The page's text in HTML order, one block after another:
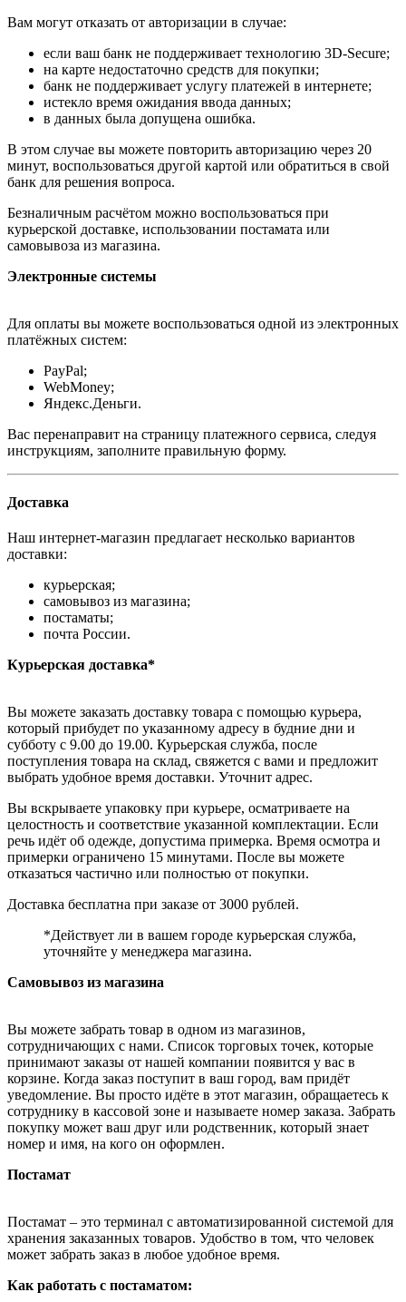
Вам могут отказать от авторизации в случае:
если ваш банк не поддерживает технологию 3D-Secure;
на карте недостаточно средств для покупки;
банк не поддерживает услугу платежей в интернете;
истекло время ожидания ввода данных;
в данных была допущена ошибка.
В этом случае вы можете повторить авторизацию через 20
минут, воспользоваться другой картой или обратиться в свой
банк для решения вопроса.
Безналичным расчётом можно воспользоваться при
курьерской доставке, использовании постамата или
самовывоза из магазина.
Электронные системы
Для оплаты вы можете воспользоваться одной из электронных
платёжных систем:
PayPal;
WebMoney;
Яндекс.Деньги.
Вас перенаправит на страницу платежного сервиса, следуя
инструкциям, заполните правильную форму.
Доставка
Наш интернет-магазин предлагает несколько вариантов
доставки:
курьерская;
самовывоз из магазина;
постаматы;
почта России.
Курьерская доставка*
Вы можете заказать доставку товара с помощью курьера,
который прибудет по указанному адресу в будние дни и
субботу с 9.00 до 19.00. Курьерская служба, после
поступления товара на склад, свяжется с вами и предложит
выбрать удобное время доставки. Уточнит адрес.
Вы вскрываете упаковку при курьере, осматриваете на
целостность и соответствие указанной комплектации. Если
речь идёт об одежде, допустима примерка. Время осмотра и
примерки ограничено 15 минутами. После вы можете
отказаться частично или полностью от покупки.
Доставка бесплатна при заказе от 3000 рублей.
*Действует ли в вашем городе курьерская служба,
уточняйте у менеджера магазина.
Самовывоз из магазина
Вы можете забрать товар в одном из магазинов,
сотрудничающих с нами. Список торговых точек, которые
принимают заказы от нашей компании появится у вас в
корзине. Когда заказ поступит в ваш город, вам придёт
уведомление. Вы просто идёте в этот магазин, обращаетесь к
сотруднику в кассовой зоне и называете номер заказа. Забрать
покупку может ваш друг или родственник, который знает
номер и имя, на кого он оформлен.
Постамат
Постамат – это терминал с автоматизированной системой для
хранения заказанных товаров. Удобство в том, что человек
может забрать заказ в любое удобное время.
Как работать с постаматом: